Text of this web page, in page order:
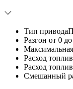
Тип привода
Разгон от 0
Расход
Расход
Смешанный